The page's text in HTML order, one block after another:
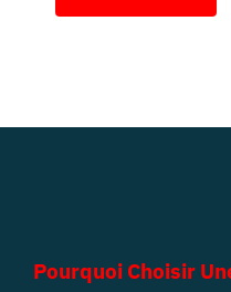
Pourquoi Choisir